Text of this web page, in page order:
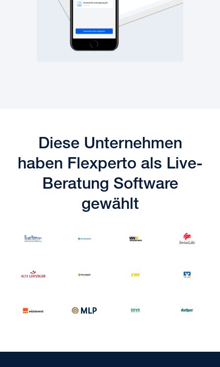
Diese Unternehmen
haben Flexperto als Live-
Beratung Software
gewählt